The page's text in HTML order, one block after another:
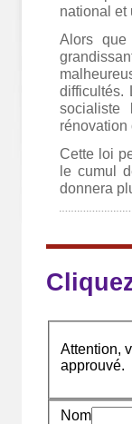
national et
Alors que
difficultés.
rénovation
Cette loi
le cumul
donnera
Attention,
approuvé.
Nom